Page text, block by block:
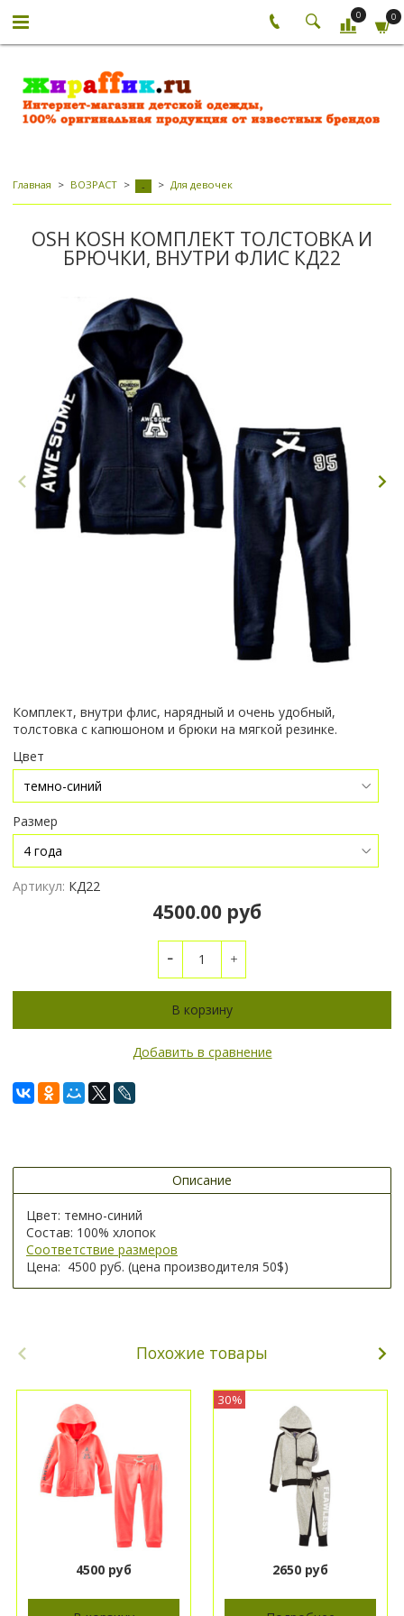
0 0
Главная ВОЗРАСТ - Для девочек
OSH KOSH КОМПЛЕКТ ТОЛСТОВКА И
БРЮЧКИ, ВНУТРИ ФЛИС КД22
Комплект, внутри флис, нарядный и очень удобный,
толстовка с капюшоном и брюки на мягкой резинке.
Цвет
Размер
Артикул: КД22
4500.00 руб
В корзину
Добавить в сравнение
Описание
Цвет: темно-синий
Состав: 100% хлопок
Соответствие размеров
Цена: 4500 руб. (цена производителя 50$)
Похожие товары
4500 руб
30%
2650 руб